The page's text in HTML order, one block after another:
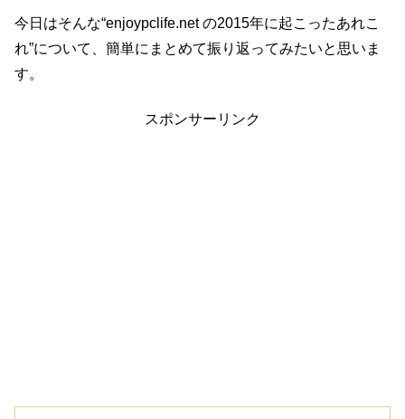
今日はそんな“enjoypclife.net の2015年に起こったあれこ
れ”について、簡単にまとめて振り返ってみたいと思いま
す。
スポンサーリンク